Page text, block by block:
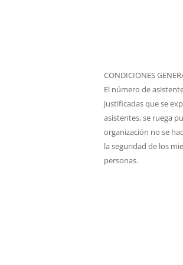
CONDICIONES
El número de
justificadas que se
asistentes, se ruega
organización no se
la seguridad de los
personas.